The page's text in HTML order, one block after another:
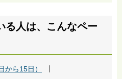
る人は、こんなペー
から15日）